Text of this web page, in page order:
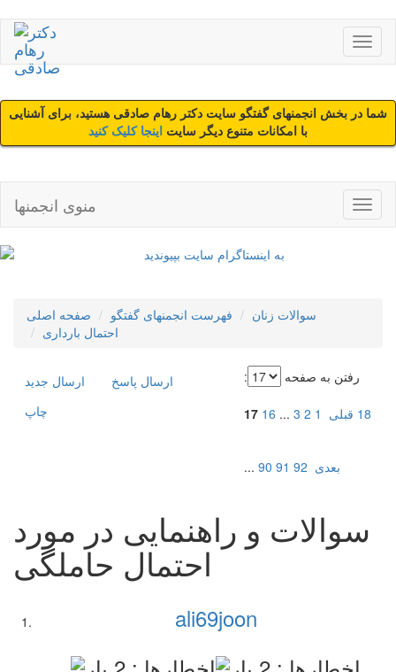
شما در بخش انجمنهای گفتگو سایت دکتر رهام صادقی هستید، برای آشنایی
با امکانات متنوع دیگر سایت اینجا کلیک کنید
منوی انجمنها
صفحه اصلی فهرست انجمنهای گفتگو
سوالات زنان
احتمال بارداری
ارسال جديد
ارسال پاسخ
چاپ
رفتن به صفحه :
قبلی 1
2
3
...
16
17 18
...90 91 92 بعدی
سوالات و راهنمایی در مورد
احتمال حاملگی
ali69joon